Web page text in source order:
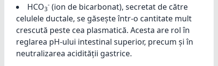
HCO3
- (ion de bicarbonat), secretat de către
celulele ductale, se găsește într-o cantitate mult
crescută peste cea plasmatică. Acesta are rol în
reglarea pH-ului intestinal superior, precum și în
neutralizarea acidității gastrice.